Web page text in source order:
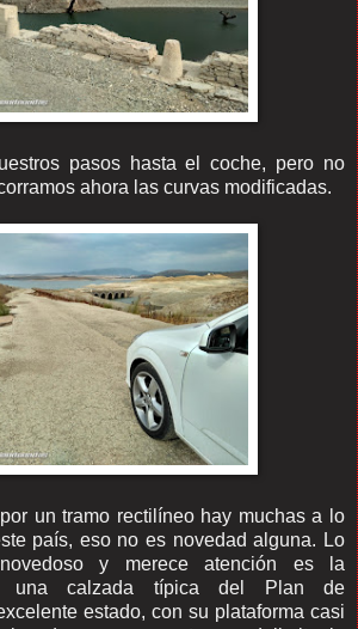
pasos hasta el coche, pero no
ahora las curvas modificadas.
un tramo rectilíneo hay muchas a lo
país, eso no es novedad alguna. Lo
y merece atención es la
una calzada típica del Plan de
estado, con su plataforma casi